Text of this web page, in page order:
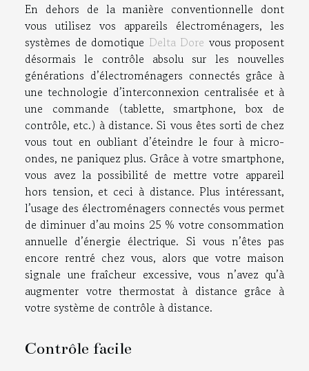
En dehors de la manière conventionnelle dont
vous utilisez vos appareils électroménagers, les
systèmes de domotique Delta Dore vous proposent
désormais le contrôle absolu sur les nouvelles
générations d’électroménagers connectés grâce à
une technologie d’interconnexion centralisée et à
une commande (tablette, smartphone, box de
contrôle, etc.) à distance. Si vous êtes sorti de chez
vous tout en oubliant d’éteindre le four à micro-
ondes, ne paniquez plus. Grâce à votre smartphone,
vous avez la possibilité de mettre votre appareil
hors tension, et ceci à distance. Plus intéressant,
l’usage des électroménagers connectés vous permet
de diminuer d’au moins 25 % votre consommation
annuelle d’énergie électrique. Si vous n’êtes pas
encore rentré chez vous, alors que votre maison
signale une fraîcheur excessive, vous n’avez qu’à
augmenter votre thermostat à distance grâce à
votre système de contrôle à distance.
Contrôle facile